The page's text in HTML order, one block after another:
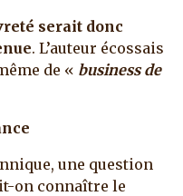
serait donc
. L’auteur écossais
de « business de
une question
on connaître le